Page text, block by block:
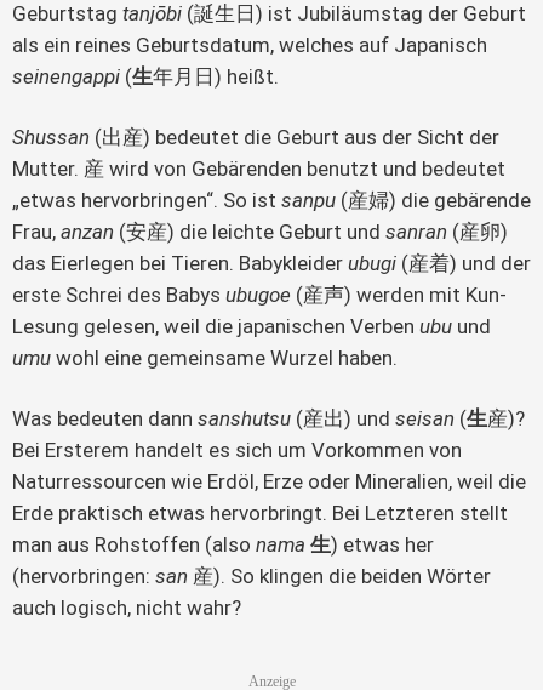
Geburtstag tanjōbi (誕生日) ist Jubiläumstag der Geburt
als ein reines Geburtsdatum, welches auf Japanisch
seinengappi (生年月日) heißt.
Shussan (出産) bedeutet die Geburt aus der Sicht der
Mutter. 産 wird von Gebärenden benutzt und bedeutet
„etwas hervorbringen“. So ist sanpu (産婦) die gebärende
Frau, anzan (安産) die leichte Geburt und sanran (産卵)
das Eierlegen bei Tieren. Babykleider ubugi (産着) und der
erste Schrei des Babys ubugoe (産声) werden mit Kun-
Lesung gelesen, weil die japanischen Verben ubu und
umu wohl eine gemeinsame Wurzel haben.
Was bedeuten dann sanshutsu (産出) und seisan (生産)?
Bei Ersterem handelt es sich um Vorkommen von
Naturressourcen wie Erdöl, Erze oder Mineralien, weil die
Erde praktisch etwas hervorbringt. Bei Letzteren stellt
man aus Rohstoffen (also nama 生) etwas her
(hervorbringen: san 産). So klingen die beiden Wörter
auch logisch, nicht wahr?